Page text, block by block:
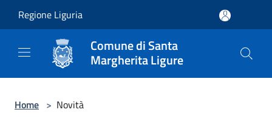
Regione Liguria
Comune di Santa
Margherita Ligure
Home > Novità